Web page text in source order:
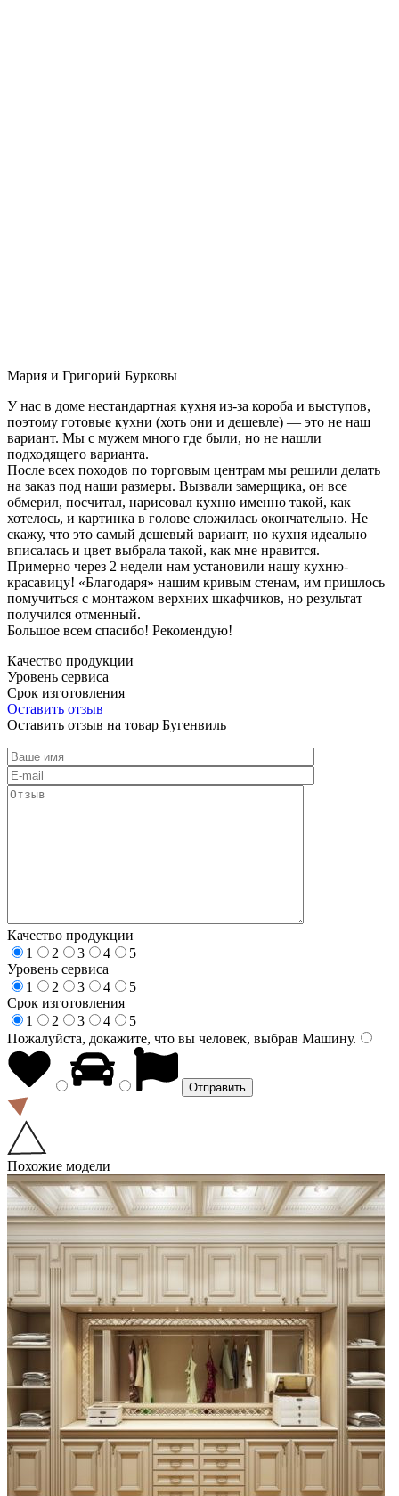
Мария и Григорий Бурковы
У нас в доме нестандартная кухня из-за короба и выступов,
поэтому готовые кухни (хоть они и дешевле) — это не наш
вариант. Мы с мужем много где были, но не нашли
подходящего варианта.
После всех походов по торговым центрам мы решили делать
на заказ под наши размеры. Вызвали замерщика, он все
обмерил, посчитал, нарисовал кухню именно такой, как
хотелось, и картинка в голове сложилась окончательно. Не
скажу, что это самый дешевый вариант, но кухня идеально
вписалась и цвет выбрала такой, как мне нравится.
Примерно через 2 недели нам установили нашу кухню-
красавицу! «Благодаря» нашим кривым стенам, им пришлось
помучиться с монтажом верхних шкафчиков, но результат
получился отменный.
Большое всем спасибо! Рекомендую!
Качество продукции
Уровень сервиса
Срок изготовления
Оставить отзыв
Оставить отзыв на товар Бугенвиль
Качество продукции
1
2 3 4
5
Уровень сервиса
1
2 3 4
5
Срок изготовления
1
2 3 4
5
Пожалуйста, докажите, что вы человек, выбрав Машину.
Похожие модели